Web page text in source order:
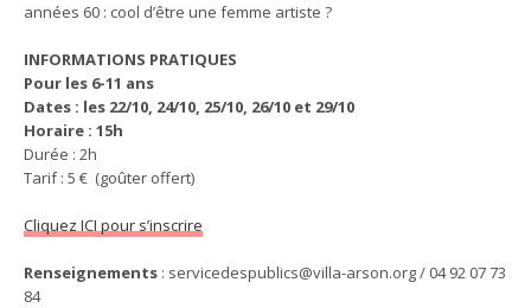
années 60 : cool d’être une femme artiste ?
INFORMATIONS PRATIQUES
Pour les 6-11 ans
Dates : les 22/10, 24/10, 25/10, 26/10 et 29/10
Horaire : 15h
Durée : 2h
Tarif : 5 € (goûter offert)
Cliquez ICI pour s’inscrire
Renseignements : servicedespublics@villa-arson.org / 04 92 07 73
84​